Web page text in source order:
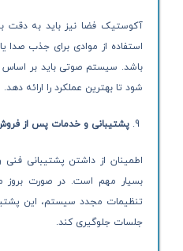
آکوستیک فضا نیز باید به دقت
استفاده از موادی برای جذب صدا
باشد. سیستم صوتی باید بر
شود تا بهترین عملکرد را ارائه دهد.
پشتیبانی و خدمات پس از
اطمینان از داشتن پشتیبانی
بسیار مهم است. در صورت بروز
تنظیمات مجدد سیستم، این
جلسات جلوگیری کند.